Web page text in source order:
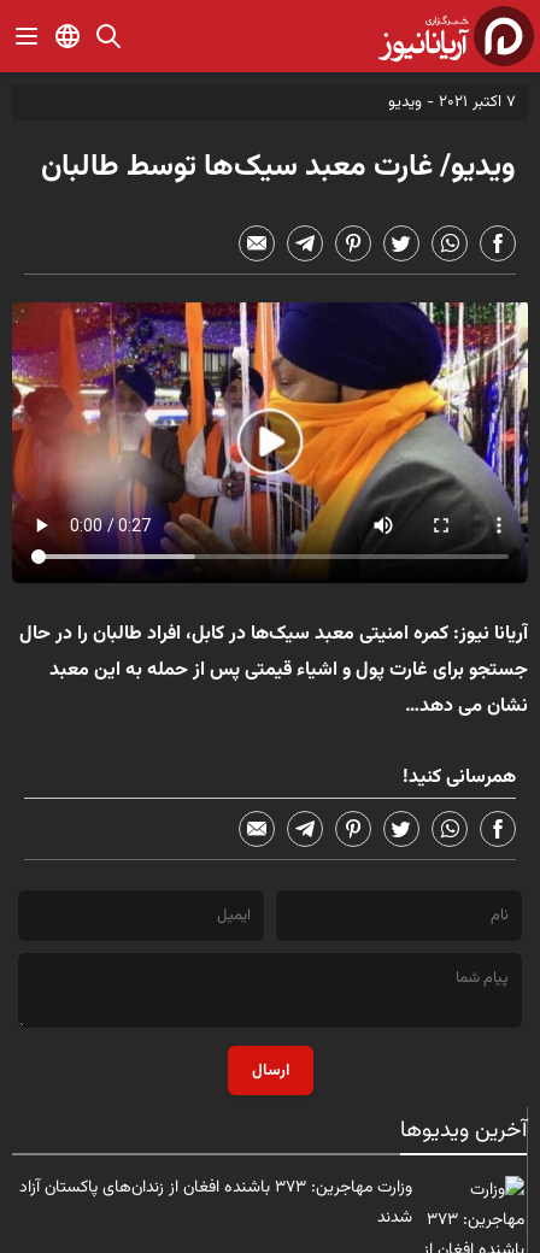
7 اکتبر 2021 - ویدیو
ویدیو/ غارت معبد سیک‌ها توسط طالبان
آریانا نیوز: کمره امنیتی معبد سیک‌ها در کابل، افراد طالبان را در حال
جستجو برای غارت پول و اشیاء قیمتی پس از حمله به این معبد
نشان می دهد…
همرسانی کنید!
ارسال
آخرین ویدیوها
وزارت مهاجرین: ۳۷۳ باشنده افغان از زندان‌های پاکستان آزاد
شدند